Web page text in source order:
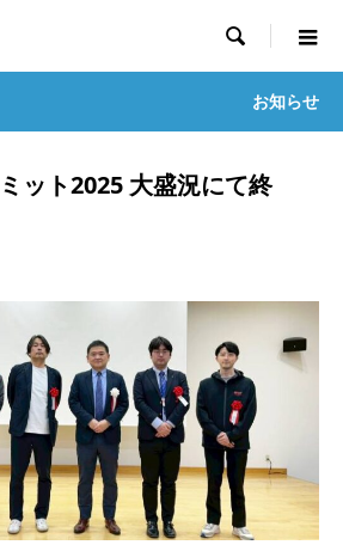

お知らせ
ット2025 大盛況にて終